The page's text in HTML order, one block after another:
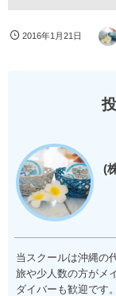
2016年1月21日
(
当スクールは沖縄の
旅や少人数の方がメ
ダイバーも歓迎です。